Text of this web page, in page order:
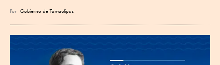
Por Gobierno de Tamaulipas